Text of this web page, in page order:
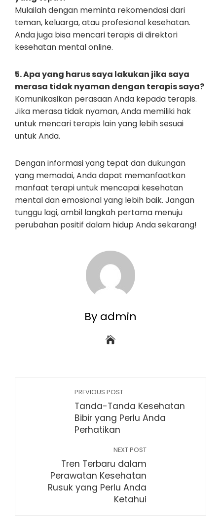
Mulailah dengan meminta rekomendasi dari
teman, keluarga, atau profesional kesehatan.
Anda juga bisa mencari terapis di direktori
kesehatan mental online.
5. Apa yang harus saya lakukan jika saya
merasa tidak nyaman dengan terapis saya?
Komunikasikan perasaan Anda kepada terapis.
Jika merasa tidak nyaman, Anda memiliki hak
untuk mencari terapis lain yang lebih sesuai
untuk Anda.
Dengan informasi yang tepat dan dukungan
yang memadai, Anda dapat memanfaatkan
manfaat terapi untuk mencapai kesehatan
mental dan emosional yang lebih baik. Jangan
tunggu lagi, ambil langkah pertama menuju
perubahan positif dalam hidup Anda sekarang!
By admin
PREVIOUS POST
Tanda-Tanda Kesehatan
Bibir yang Perlu Anda
Perhatikan
NEXT POST
Tren Terbaru dalam
Perawatan Kesehatan
Rusuk yang Perlu Anda
Ketahui